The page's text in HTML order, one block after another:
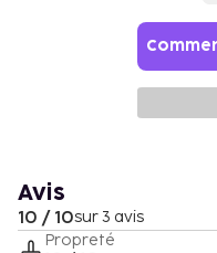
Avis
10 / 10sur 3 avis
Propreté